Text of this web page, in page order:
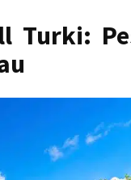
Turki: